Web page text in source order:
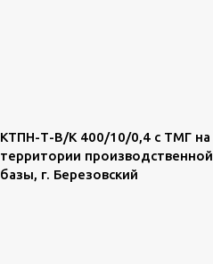
КТПН-Т-В/К 400/10/0,4 с ТМГ на
территории производственной
базы, г. Березовский